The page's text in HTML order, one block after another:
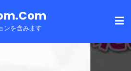
ンを含みます